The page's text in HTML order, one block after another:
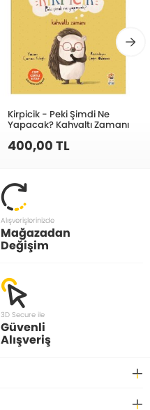
Kirpicik - Peki Şimdi Ne
Yapacak? Kahvaltı Zamanı
400,00 TL
Alışverişlerinizde
Mağazadan
Değişim
3D Secure ile
Güvenli
Alışveriş